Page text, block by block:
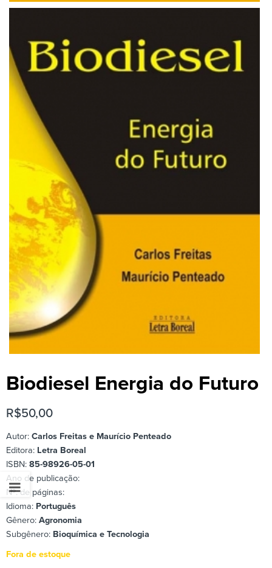
Biodiesel Energia do Futuro
R$50,00
Autor: Carlos Freitas e Maurício Penteado
Editora: Letra Boreal
ISBN: 85-98926-05-01
Ano de publicação:
Nº. de páginas:
Idioma: Português
Gênero: Agronomia
Subgênero: Bioquímica e Tecnologia
Fora de estoque